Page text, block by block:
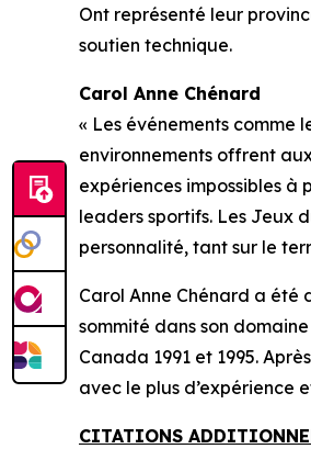
Ont représenté leur
soutien technique.
Carol Anne Chénard
« Les événements comme
environnements offrent
expériences impossibles à
leaders sportifs. Les Jeux
personnalité, tant sur le
Carol Anne Chénard a
sommité dans son
Canada 1991 et 1995.
avec le plus d’expérience
CITATIONS